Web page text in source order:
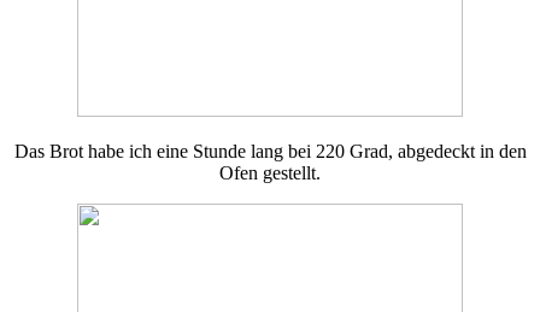
Das Brot habe ich eine Stunde lang bei 220 Grad, abgedeckt in den
Ofen gestellt.